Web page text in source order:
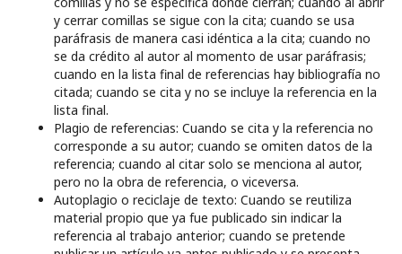
y cerrar comillas se sigue con la cita; cuando se usa
paráfrasis de manera casi idéntica a la cita; cuando no
se da crédito al autor al momento de usar paráfrasis;
cuando en la lista final de referencias hay bibliografía no
citada; cuando se cita y no se incluye la referencia en la
lista final.
Plagio de referencias: Cuando se cita y la referencia no
corresponde a su autor; cuando se omiten datos de la
referencia; cuando al citar solo se menciona al autor,
pero no la obra de referencia, o viceversa.
Autoplagio o reciclaje de texto: Cuando se reutiliza
material propio que ya fue publicado sin indicar la
referencia al trabajo anterior; cuando se pretende